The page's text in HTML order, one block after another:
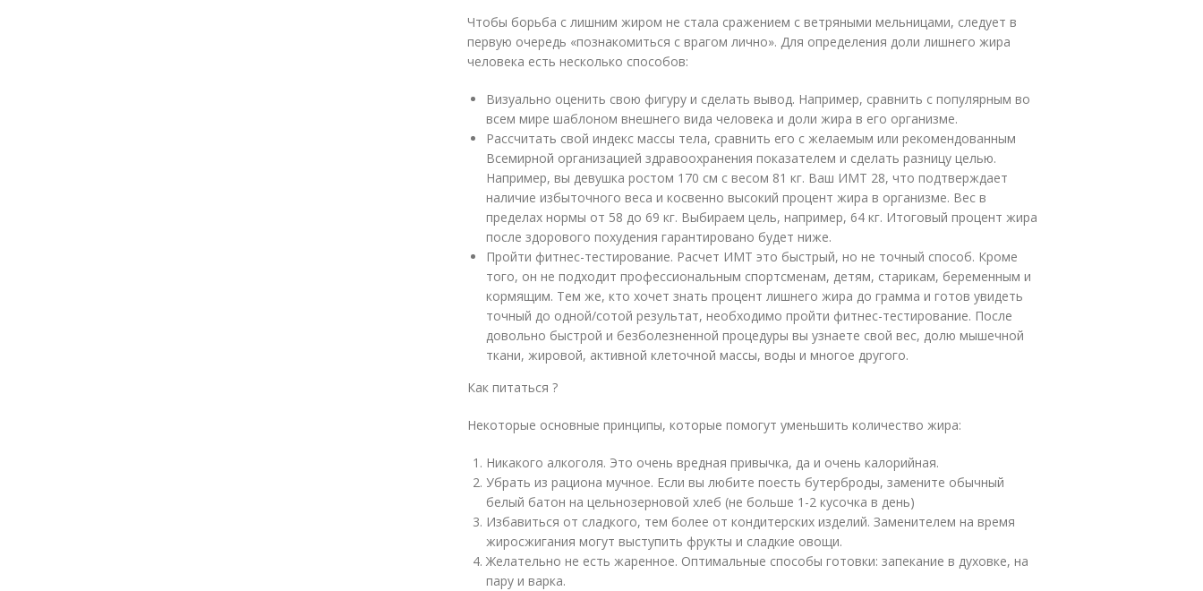
Чтобы борьба с лишним жиром не стала сражением с ветряными мельницами, следует в
первую очередь «познакомиться с врагом лично». Для определения доли лишнего жира
человека есть несколько способов:
Визуально оценить свою фигуру и сделать вывод. Например, сравнить с популярным во
всем мире шаблоном внешнего вида человека и доли жира в его организме.
Рассчитать свой индекс массы тела, сравнить его с желаемым или рекомендованным
Всемирной организацией здравоохранения показателем и сделать разницу целью.
Например, вы девушка ростом 170 см с весом 81 кг. Ваш ИМТ 28, что подтверждает
наличие избыточного веса и косвенно высокий процент жира в организме. Вес в
пределах нормы от 58 до 69 кг. Выбираем цель, например, 64 кг. Итоговый процент жира
после здорового похудения гарантировано будет ниже.
Пройти фитнес-тестирование. Расчет ИМТ это быстрый, но не точный способ. Кроме
того, он не подходит профессиональным спортсменам, детям, старикам, беременным и
кормящим. Тем же, кто хочет знать процент лишнего жира до грамма и готов увидеть
точный до одной/сотой результат, необходимо пройти фитнес-тестирование. После
довольно быстрой и безболезненной процедуры вы узнаете свой вес, долю мышечной
ткани, жировой, активной клеточной массы, воды и многое другого.
Как питаться ?
Некоторые основные принципы, которые помогут уменьшить количество жира:
Никакого алкоголя. Это очень вредная привычка, да и очень калорийная.
Убрать из рациона мучное. Если вы любите поесть бутерброды, замените обычный
белый батон на цельнозерновой хлеб (не больше 1-2 кусочка в день)
Избавиться от сладкого, тем более от кондитерских изделий. Заменителем на время
жиросжигания могут выступить фрукты и сладкие овощи.
Желательно не есть жаренное. Оптимальные способы готовки: запекание в духовке, на
пару и варка.